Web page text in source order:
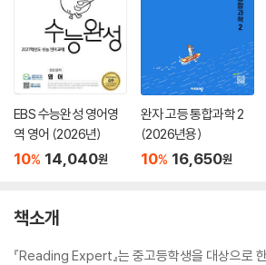
EBS 수능완성 영어영
역 영어 (2026년)
10% 14,040원
완자 고등 통합과학 2
(2026년용)
10% 16,650원
책소개
『Reading Expert』는 중고등학생을 대상으로